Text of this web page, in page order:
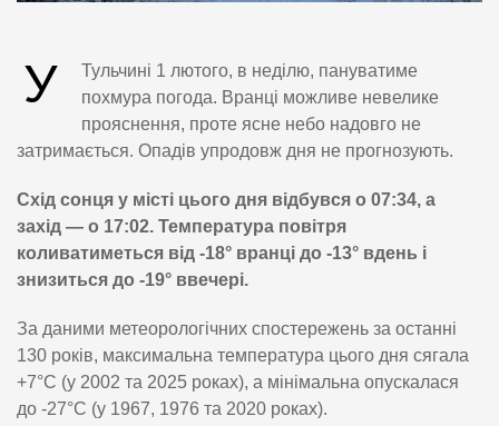
У
Тульчині 1 лютого, в неділю, пануватиме
похмура погода. Вранці можливе невелике
прояснення, проте ясне небо надовго не
затримається. Опадів упродовж дня не прогнозують.
Схід сонця у місті цього дня відбувся о 07:34, а
захід — о 17:02. Температура повітря
коливатиметься від -18° вранці до -13° вдень і
знизиться до -19° ввечері.
За даними метеорологічних спостережень за останні
130 років, максимальна температура цього дня сягала
+7°C (у 2002 та 2025 роках), а мінімальна опускалася
до -27°C (у 1967, 1976 та 2020 роках).